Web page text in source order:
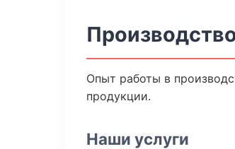
Опыт работы в
продукции.
Наши услуги